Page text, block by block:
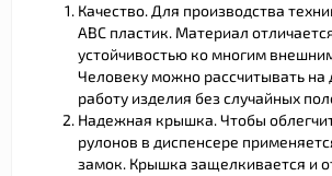
Качество. Для производства
АВС пластик. Материал
устойчивостью ко многим
Человеку можно рассчитывать на
работу изделия без случайных
Надежная крышка. Чтобы
рулонов в диспенсере
замок. Крышка защелкивается и